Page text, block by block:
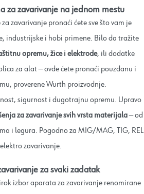
za zavarivanje na jednom mestu
zavarivanje pronaći ćete sve što vam je
industrijske i hobi primene. Bilo da tražite
opremu, žice i elektrode, ili dodatke
za alat — ovde ćete pronaći pouzdanu i
proverene Wurth proizvodnje.
sigurnost i dugotrajnu opremu. Upravo
za zavarivanje svih vrsta materijala— od
i legura. Pogodno za MIG/MAG, TIG, REL
zavarivanje.
za svaki zadatak
izbor aparata za zavarivanje renomirane